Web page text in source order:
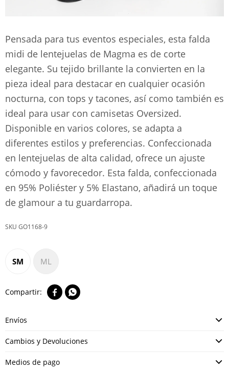
Pensada para tus eventos especiales, esta falda
midi de lentejuelas de Magma es de corte
elegante. Su tejido brillante la convierten en la
pieza ideal para destacar en cualquier ocasión
nocturna, con tops y tacones, así como también es
ideal para usar con camisetas Oversized.
Disponible en varios colores, se adapta a
diferentes estilos y preferencias. Confeccionada
en lentejuelas de alta calidad, ofrece un ajuste
cómodo y favorecedor. Esta falda, confeccionada
en 95% Poliéster y 5% Elastano, añadirá un toque
de glamour a tu guardarropa.
GO1168-9
SM ML
 
Envíos
Cambios y Devoluciones
Medios de pago